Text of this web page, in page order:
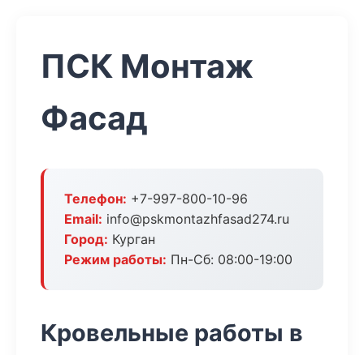
ПСК Монтаж
Фасад
Телефон: +7-997-800-10-96
Email: info@pskmontazhfasad274.ru
Город: Курган
Режим работы: Пн-Сб: 08:00-19:00
Кровельные работы в